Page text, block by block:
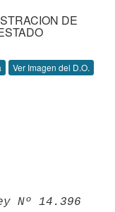
DE
Ver Imagen del D.O.
Nº 14.396